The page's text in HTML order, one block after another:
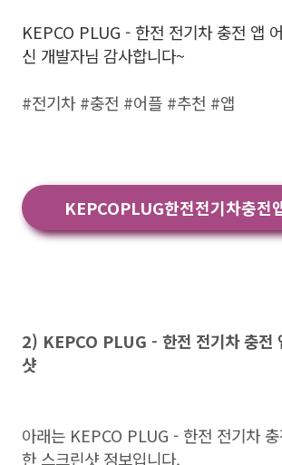
KEPCO PLUG - 한전 전기차 충전 앱
신 개발자님 감사합니다~
#전기차 #충전 #어플 #추천 #앱
KEPCOPLUG한전전기차충전
2) KEPCO PLUG - 한전 전기차 충전
샷
아래는 KEPCO PLUG - 한전 전기차
한 스크린샷 정보입니다.